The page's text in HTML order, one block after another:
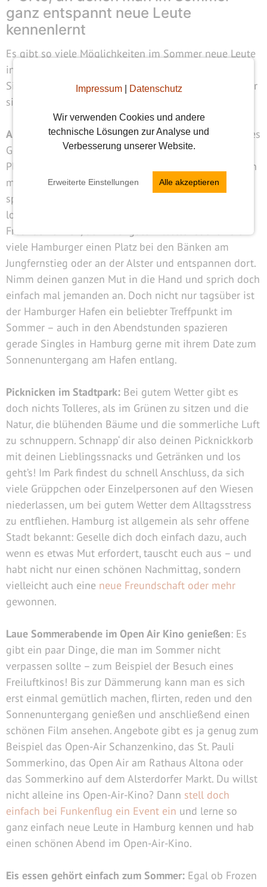
Impressum| Datenschutz
Wir verwenden Cookies und andere
technische Lösungen zur Analyse und
Verbesserung unserer Website.
Erweiterte Einstellungen Alle akzeptieren
ganz entspannt neue Leute
kennenlernt
Es gibt so viele Möglichkeiten im Sommer neue Leute
in Hamburg kennenzulernen und gemeinsam das
Single-Leben in der Hafenmetropole zu genießen. Hier
sind meine Sommer-Highlights:
Am Hafen spazieren & Spaß haben:Erstmal ein kühles
Getränk am Kiosk holen und dann ein schönes
Plätzchen am Hamburger Hafen suchen, während man
mit Blick auf die Schiffe bei Sonnenstrahlen entlang
spaziert. Gerade an heißen Tagen ist hier richtig viel
los. Wenn mal will, lernt man hier schnell neue
Freunde kennen, denn bei gutem Wetter suchen sich
viele Hamburger einen Platz bei den Bänken am
Jungfernstieg oder an der Alster und entspannen dort.
Nimm deinen ganzen Mut in die Hand und sprich doch
einfach mal jemanden an. Doch nicht nur tagsüber ist
der Hamburger Hafen ein beliebter Treffpunkt im
Sommer – auch in den Abendstunden spazieren
gerade Singles in Hamburg gerne mit ihrem Date zum
Sonnenuntergang am Hafen entlang.
Picknicken im Stadtpark: Bei gutem Wetter gibt es
doch nichts Tolleres, als im Grünen zu sitzen und die
Natur, die blühenden Bäume und die sommerliche Luft
zu schnuppern. Schnapp‘ dir also deinen Picknickkorb
mit deinen Lieblingssnacks und Getränken und los
geht’s! Im Park findest du schnell Anschluss, da sich
viele Grüppchen oder Einzelpersonen auf den Wiesen
niederlassen, um bei gutem Wetter dem Alltagsstress
zu entfliehen. Hamburg ist allgemein als sehr offene
Stadt bekannt: Geselle dich doch einfach dazu, auch
wenn es etwas Mut erfordert, tauscht euch aus – und
habt nicht nur einen schönen Nachmittag, sondern
vielleicht auch eine neue Freundschaft oder mehr
gewonnen.
Laue Sommerabende im Open Air Kino genießen: Es
gibt ein paar Dinge, die man im Sommer nicht
verpassen sollte – zum Beispiel der Besuch eines
Freiluftkinos! Bis zur Dämmerung kann man es sich
erst einmal gemütlich machen, flirten, reden und den
Sonnenuntergang genießen und anschließend einen
schönen Film ansehen. Angebote gibt es ja genug zum
Beispiel das Open-Air Schanzenkino, das St. Pauli
Sommerkino, das Open Air am Rathaus Altona oder
das Sommerkino auf dem Alsterdorfer Markt. Du willst
nicht alleine ins Open-Air-Kino? Dann stell doch
einfach bei Funkenflug ein Event ein und lerne so
ganz einfach neue Leute in Hamburg kennen und hab
einen schönen Abend im Open-Air-Kino.
Eis essen gehört einfach zum Sommer: Egal ob Frozen